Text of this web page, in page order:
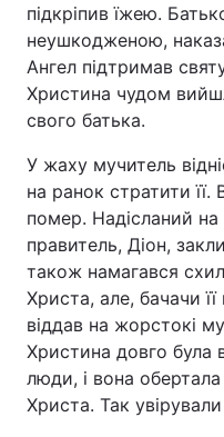
підкріпив їжею.
неушкодженою,
Ангел підтримав
Христина чудом
свого батька.
У жаху мучитель
на ранок стратити її.
помер. Надісланий на
правитель, Діон,
також намагався
Христа, але, бачачи
віддав на жорстокі
Христина довго була
люди, і вона обертала
Христа. Так